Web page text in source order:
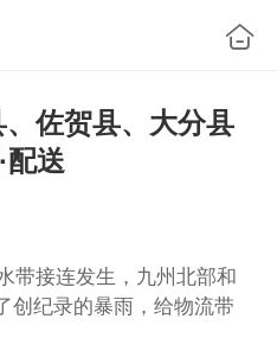
佐贺县、大分县
配送
带接连发生，九州北部和
创纪录的暴雨，给物流带